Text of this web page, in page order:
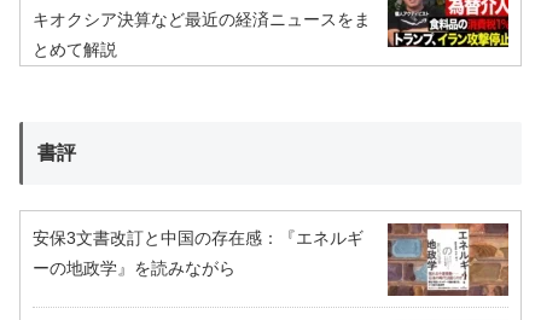
キオクシア決算など最近の経済ニュースをま
とめて解説
書評
安保3文書改訂と中国の存在感：『エネルギ
ーの地政学』を読みながら